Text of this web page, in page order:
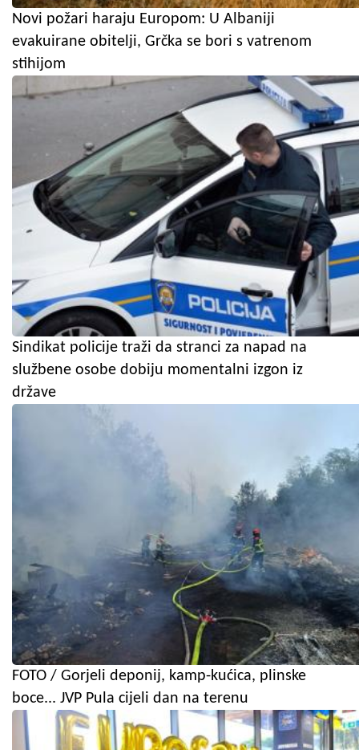
Novi požari haraju Europom: U Albaniji
evakuirane obitelji, Grčka se bori s vatrenom
stihijom
Sindikat policije traži da stranci za napad na
službene osobe dobiju momentalni izgon iz
države
FOTO / Gorjeli deponij, kamp-kućica, plinske
boce... JVP Pula cijeli dan na terenu